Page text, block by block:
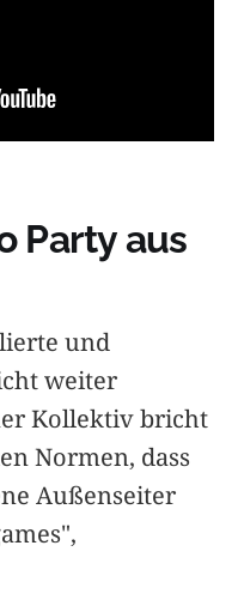
Party aus
und
weiter
Kollektiv bricht
Normen, dass
Außenseiter